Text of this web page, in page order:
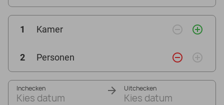
1 Kamer remove_circle_outline add_circle_outline
2 Personen remove_circle_outline add_circle_outline
Inchecken
Kies datum
Uitchecken
Kies datum